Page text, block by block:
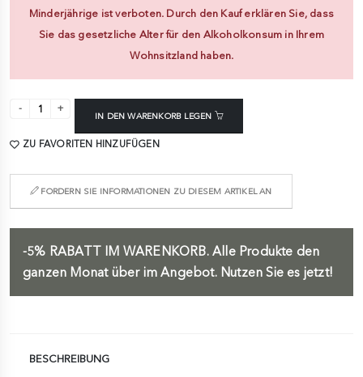
Minderjährige ist verboten. Durch den Kauf erklären Sie, dass
Sie das gesetzliche Alter für den Alkoholkonsum in Ihrem
Wohnsitzland haben.
IN DEN WARENKORB LEGEN
ZU FAVORITEN HINZUFÜGEN
FORDERN SIE INFORMATIONEN ZU DIESEM ARTIKEL AN
-5% RABATT IM WARENKORB.Alle Produkte den
ganzen Monat über im Angebot. Nutzen Sie es jetzt!
BESCHREIBUNG